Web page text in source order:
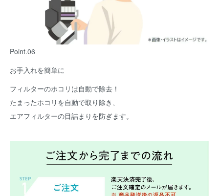
Point.06
お手入れを簡単に
フィルターのホコリは自動で除去！
たまったホコリを自動で取り除き、
エアフィルターの目詰まりを防ぎます。